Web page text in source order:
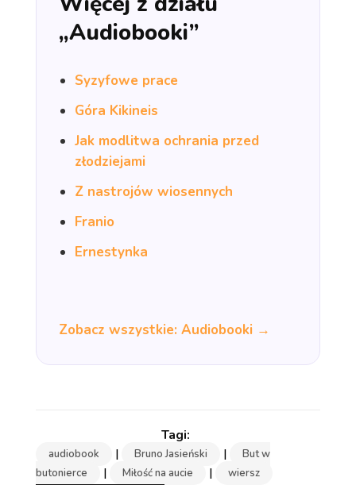
„Audiobooki”
Syzyfowe prace
Góra Kikineis
Jak modlitwa ochrania przed
złodziejami
Z nastrojów wiosennych
Franio
Ernestynka
Zobacz wszystkie: Audiobooki →
audiobook | Bruno Jasieński |
But w
butonierce
| Miłość na aucie | wiersz